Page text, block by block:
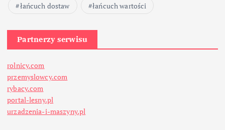
łańcuch dostaw
łańcuch wartości
Partnerzy serwisu
rolnicy.com
przemyslowcy.com
rybacy.com
portal-lesny.pl
urzadzenia-i-maszyny.pl